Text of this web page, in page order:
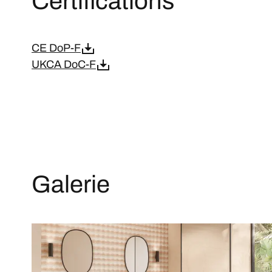
CE DoP-F
UKCA DoC-F
Galerie